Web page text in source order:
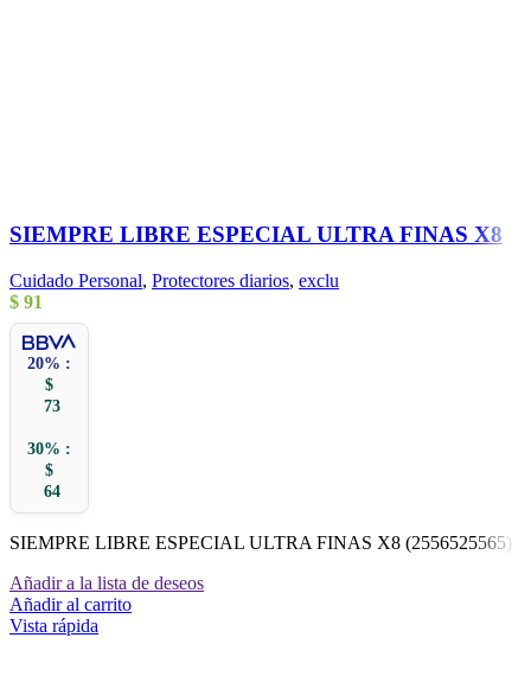
SIEMPRE LIBRE ESPECIAL ULTRA FINAS X8
Cuidado Personal, Protectores diarios, exclu
$ 91
20% :
$
73
30% :
$
64
SIEMPRE LIBRE ESPECIAL ULTRA FINAS X8 (2556525565)
Añadir a la lista de deseos
Añadir al carrito
Vista rápida